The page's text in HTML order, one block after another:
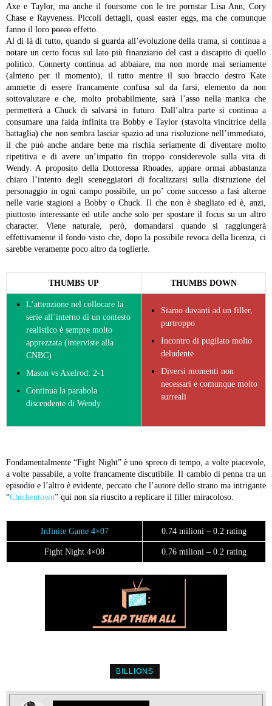
Axe e Taylor, ma anche il foursome con le tre pornstar Lisa Ann, Cory
Chase e Rayveness. Piccoli dettagli, quasi easter eggs, ma che comunque
fanno il loro porco effetto.
Al di là di tutto, quando si guarda all’evoluzione della trama, si continua a
notare un certo focus sul lato più finanziario del cast a discapito di quello
politico. Connerty continua ad abbaiare, ma non morde mai seriamente
(almeno per il momento), il tutto mentre il suo braccio destro Kate
ammette di essere francamente confusa sul da farsi, elemento da non
sottovalutare e che, molto probabilmente, sarà l’asso nella manica che
permetterà a Chuck di salvarsi in futuro. Dall’altra parte si continua a
consumare una faida infinita tra Bobby e Taylor (stavolta vincitrice della
battaglia) che non sembra lasciar spazio ad una risoluzione nell’immediato,
il che può anche andare bene ma rischia seriamente di diventare molto
ripetitiva e di avere un’impatto fin troppo considerevole sulla vita di
Wendy.
A proposito della Dottoressa Rhoades, appare ormai abbastanza
chiaro l’intento degli sceneggiatori di focalizzarsi sulla distruzione del
personaggio in ogni campo possibile, un po’ come successo a fasi alterne
nelle varie stagioni a Bobby o Chuck. Il che non è sbagliato ed è, anzi,
piuttosto interessante ed utile anche solo per spostare il focus su un altro
character. Viene naturale, però, domandarsi quando si raggiungerà
effettivamente il fondo visto che, dopo la possibile revoca della licenza, ci
sarebbe veramente poco altro da toglierle.
THUMBS UP THUMBS DOWN
L’attenzione nel collocare la
serie all’interno di un contesto
realistico è sempre molto
apprezzata (interviste alla
CNBC)
Mason vs Axelrod: 2-1
Continua la parabola
discendente di Wendy
Siamo davanti ad un filler,
purtroppo
Incontro di pugilato molto
deludente
Diversi momenti non
necessari e comunque molto
surreali
Fondamentalmente “Fight Night” è uno spreco di tempo, a volte piacevole,
a volte passabile, a volte francamente discutibile. Il cambio di penna tra un
episodio e l’altro è evidente, peccato che l’autore dello strano ma intrigante
“Chickentown” qui non sia riuscito a replicare il filler miracoloso.
Infinite Game 4×07 0.74 milioni – 0.2 rating
Fight Night 4×08 0.76 milioni – 0.2 rating
BILLIONS